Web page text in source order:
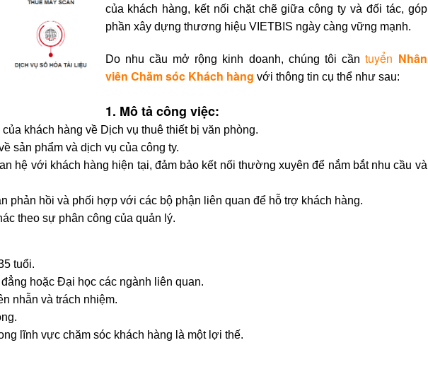
của khách hàng, kết nối chặt chẽ giữa công ty và đối tác, góp
phần xây dựng thương hiệu VIETBIS ngày càng vững mạnh.
Do nhu cầu mở rộng kinh doanh, chúng tôi cầntuyển Nhân
viên Chăm sóc Khách hàng với thông tin cụ thể như sau:
1. Mô tả công việc:
khách hàng về Dịch vụ thuê thiết bị văn phòng.
sản phẩm và dịch vụ của công ty.
hệ với khách hàng hiện tại, đảm bảo kết nối thường xuyên để nắm bắt nhu cầu và
phản hồi và phối hợp với các bộ phận liên quan để hỗ trợ khách hàng.
theo sự phân công của quản lý.
tuổi.
hoặc Đại học các ngành liên quan.
nhẫn và trách nhiệm.
lĩnh vực chăm sóc khách hàng là một lợi thế.